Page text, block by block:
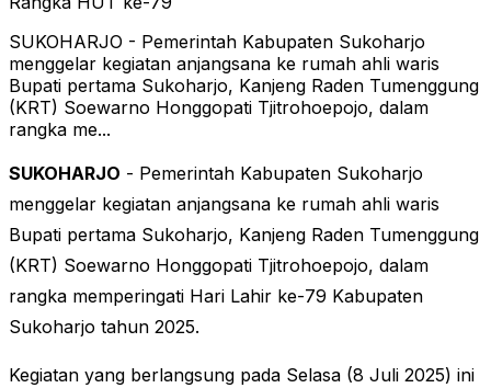
SUKOHARJO - Pemerintah Kabupaten Sukoharjo
menggelar kegiatan anjangsana ke rumah ahli waris
Bupati pertama Sukoharjo, Kanjeng Raden Tumenggung
(KRT) Soewarno Honggopati Tjitrohoepojo, dalam
rangka me...
SUKOHARJO - Pemerintah Kabupaten Sukoharjo
menggelar kegiatan anjangsana ke rumah ahli waris
Bupati pertama Sukoharjo, Kanjeng Raden Tumenggung
(KRT) Soewarno Honggopati Tjitrohoepojo, dalam
rangka memperingati Hari Lahir ke-79 Kabupaten
Sukoharjo tahun 2025.
Kegiatan yang berlangsung pada Selasa (8 Juli 2025) ini